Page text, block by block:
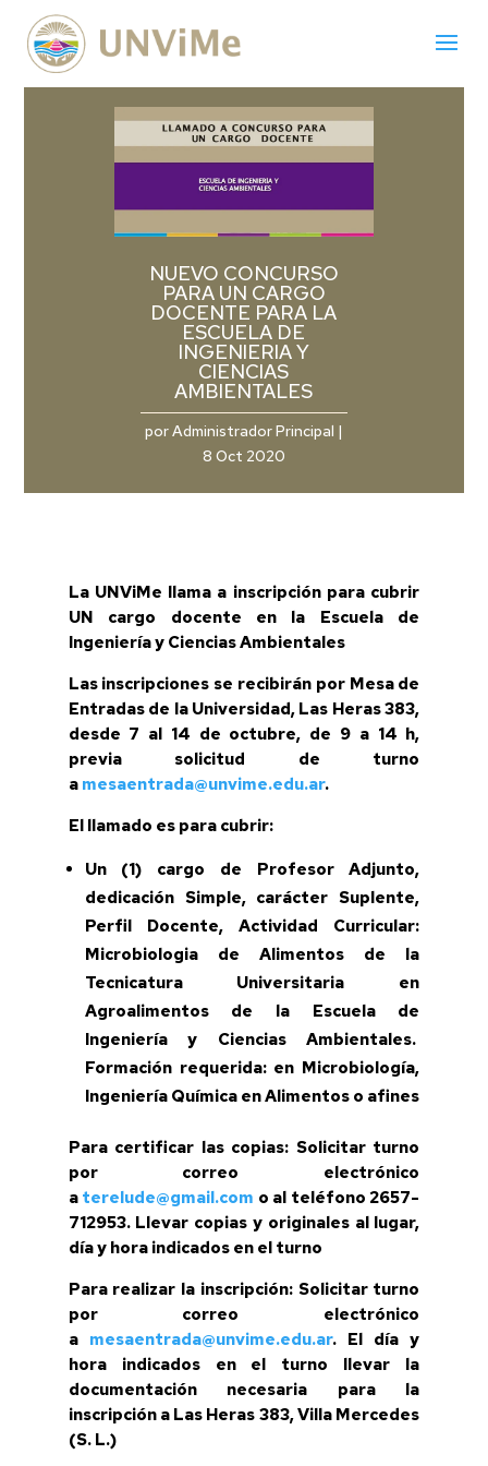
NUEVO CONCURSO
PARA UN CARGO
DOCENTE PARA LA
ESCUELA DE
INGENIERIA Y
CIENCIAS
AMBIENTALES
porAdministrador Principal |
8 Oct 2020
La UNViMe llama a inscripción para cubrir
UN cargo docente en la Escuela de
Ingeniería y Ciencias Ambientales
Las inscripciones se recibirán por Mesa de
Entradas de la Universidad, Las Heras 383,
desde 7 al 14 de octubre, de 9 a 14 h,
previa solicitud de turno
a mesaentrada@unvime.edu.ar.
El llamado es para cubrir:
Un (1) cargo de Profesor Adjunto,
dedicación Simple, carácter Suplente,
Perfil Docente, Actividad Curricular:
Microbiologia de Alimentos de la
Tecnicatura Universitaria en
Agroalimentos de la Escuela de
Ingeniería y Ciencias Ambientales.
Formación requerida: en Microbiología,
Ingeniería Química en Alimentos o afines
Para certificar las copias: Solicitar turno
por correo electrónico
a terelude@gmail.com o al teléfono 2657-
712953. Llevar copias y originales al lugar,
día y hora indicados en el turno
Para realizar la inscripción: Solicitar turno
por correo electrónico
a mesaentrada@unvime.edu.ar. El día y
hora indicados en el turno llevar la
documentación necesaria para la
inscripción a Las Heras 383, Villa Mercedes
(S. L.)